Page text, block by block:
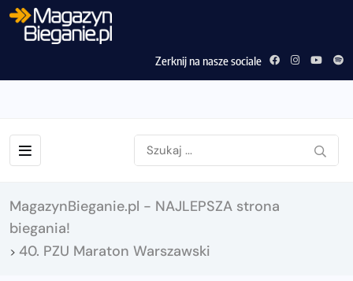
Zerknij na nasze sociale
MagazynBieganie.pl - NAJLEPSZA strona
biegania!
> 40. PZU Maraton Warszawski